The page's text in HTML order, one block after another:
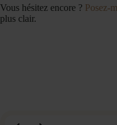
Vous hésitez encore ? Posez-
plus clair.